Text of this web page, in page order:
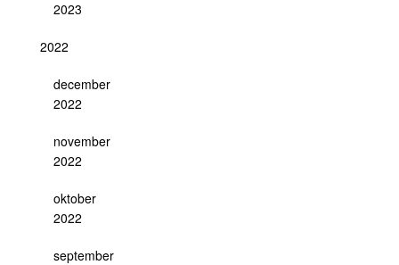
2023
2022
december
2022
november
2022
oktober
2022
september